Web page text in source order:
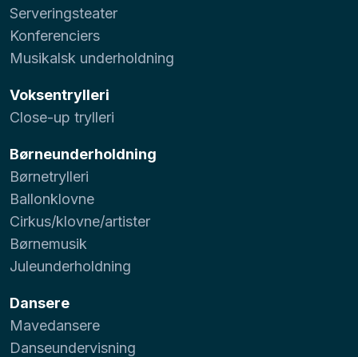
Serveringsteater
Konferenciers
Musikalsk underholdning
Voksentrylleri
Close-up trylleri
Børneunderholdning
Børnetrylleri
Ballonklovne
Cirkus/klovne/artister
Børnemusik
Juleunderholdning
Dansere
Mavedansere
Danseundervisning